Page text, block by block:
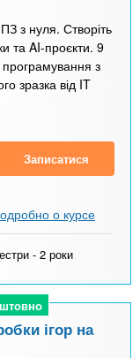
з нуля. Створіть
та AI-проєкти. 9
з
зразка від IT
Записатися
о курсе
- 2 роки
ігор на